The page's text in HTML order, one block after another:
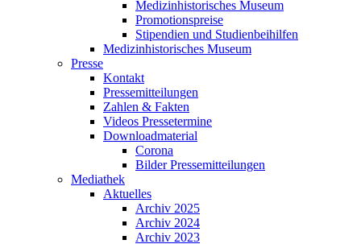
Medizinhistorisches Museum
Promotionspreise
Stipendien und Studienbeihilfen
Medizinhistorisches Museum
Presse
Kontakt
Pressemitteilungen
Zahlen & Fakten
Videos Pressetermine
Downloadmaterial
Corona
Bilder Pressemitteilungen
Mediathek
Aktuelles
Archiv 2025
Archiv 2024
Archiv 2023